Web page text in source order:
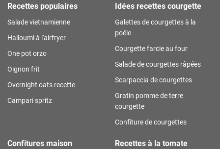
Recettes populaires
Salade vietnamienne
Halloumi à l'airfryer
One pot orzo
Oignon frit
Overnight oats recette
Campari spritz
Idées recettes courgette
Galettes de courgettes à la
poêle
Courgette farcie au four
Salade de courgettes râpées
Scarpaccia de courgettes
Gratin pomme de terre
courgette
Confiture de courgettes
Confitures maison Recettes à la tomate